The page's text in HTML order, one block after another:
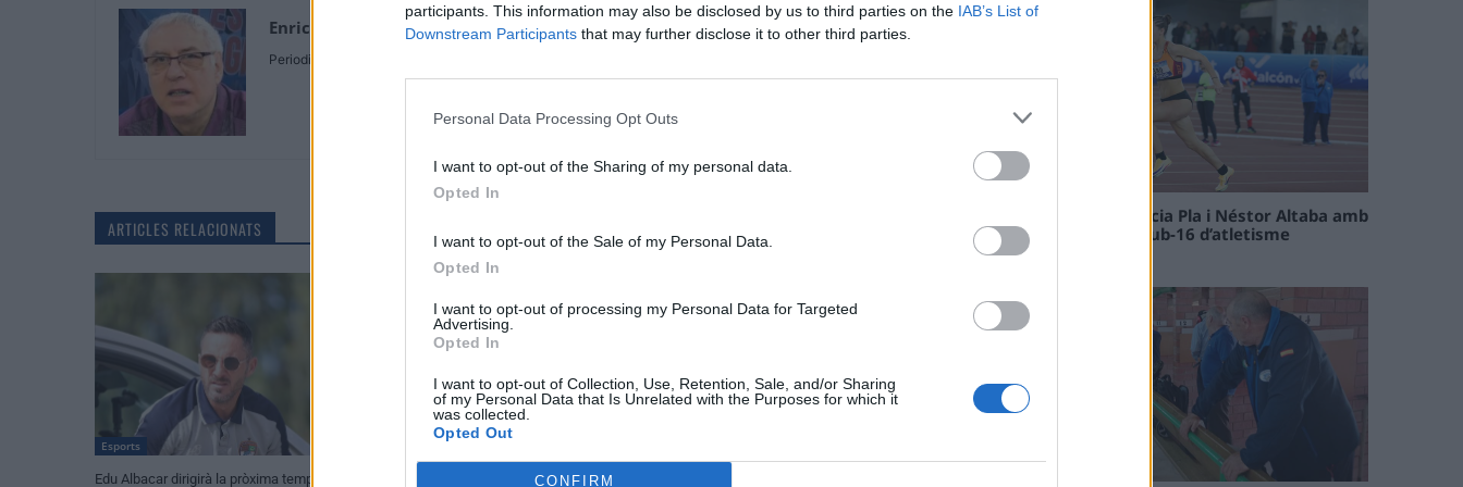
participants. This information may also be disclosed by us to third parties on the IAB’s List of
Downstream Participants that may further disclose it to other third parties.
Personal Data Processing Opt Outs
I want to opt-out of the Sharing of my personal data.
Opted In
I want to opt-out of the Sale of my Personal Data.
Opted In
I want to opt-out of processing my Personal Data for Targeted
Advertising.
Opted In
I want to opt-out of Collection, Use, Retention, Sale, and/or Sharing
of my Personal Data that Is Unrelated with the Purposes for which it
was collected.
Opted Out
CONFIRM
Enric Alguero
Periodista
ARTICLES RELACIONATS
Esports
Edu Albacar dirigirà la pròxima temporada
L’Ajuntament de Deltebre inicia la
Paula Sintorres, Patrícia Pla i Néstor Altaba amb
la selecció catalana sub-16 d’atletisme
08 maig 2026